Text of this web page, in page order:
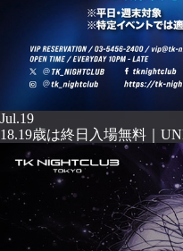
Jul.19
18.19歳は終日入場無料｜